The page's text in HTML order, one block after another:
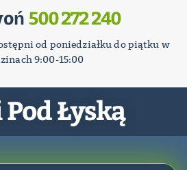
500 272 240
od poniedziałku do piątku w
9:00-15:00
Łyską